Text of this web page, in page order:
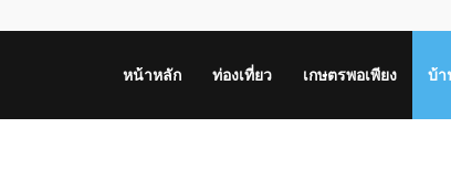
หน้าหลัก ท่องเที่ยว เกษตรพอเพียง บ้